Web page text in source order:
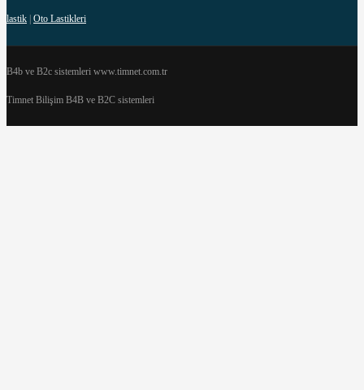
lastik | Oto Lastikleri
B4b ve B2c sistemleri www.timnet.com.tr
Timnet Bilişim B4B ve B2C sistemleri